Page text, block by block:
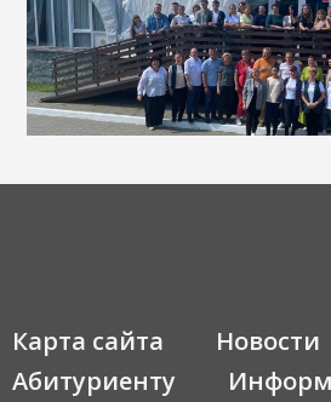
Карта сайта
Новости
Абитуриенту